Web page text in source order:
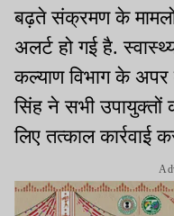
बढ़ते संक्रमण के
अलर्ट हो गई है.
कल्याण विभाग के
सिंह ने सभी उपायुक्तों
लिए तत्काल कार्रवाई